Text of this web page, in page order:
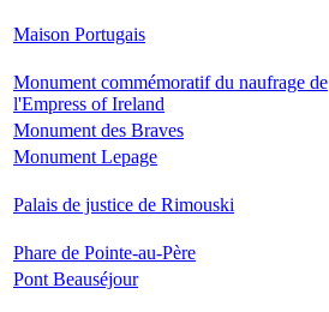
Maison Portugais
Monument commémoratif du naufrage de
l'Empress of Ireland
Monument des Braves
Monument Lepage
Palais de justice de Rimouski
Phare de Pointe-au-Père
Pont Beauséjour